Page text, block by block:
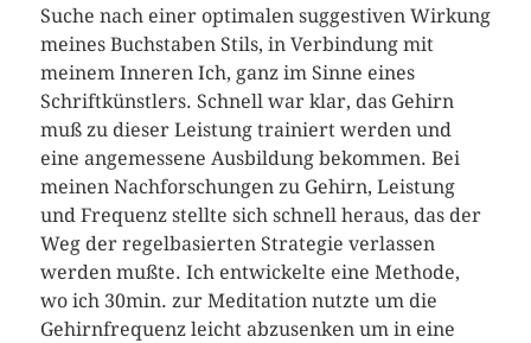
Suche nach einer optimalen suggestiven Wirkung
meines Buchstaben Stils, in Verbindung mit
meinem Inneren Ich, ganz im Sinne eines
Schriftkünstlers. Schnell war klar, das Gehirn
muß zu dieser Leistung trainiert werden und
eine angemessene Ausbildung bekommen. Bei
meinen Nachforschungen zu Gehirn, Leistung
und Frequenz stellte sich schnell heraus, das der
Weg der regelbasierten Strategie verlassen
werden mußte. Ich entwickelte eine Methode,
wo ich 30min. zur Meditation nutzte um die
Gehirnfrequenz leicht abzusenken um in eine